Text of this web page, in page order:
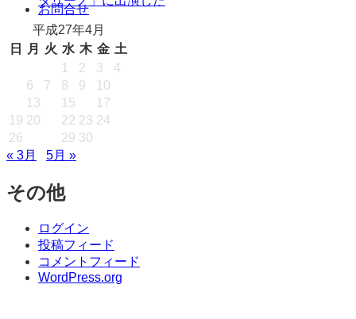
プ
お問合せ
平成27年4月
日
月 火 水 木 金 土
1
2 3
4
6 7 8 9 10
13 15 17
19 20 22 23 24
26
29 30
« 3月
5月 »
その他
ログイン
投稿フィード
コメントフィード
WordPress.org